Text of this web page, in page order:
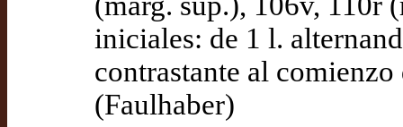
iniciales: de 1 l.
contrastante al
(Faulhaber)